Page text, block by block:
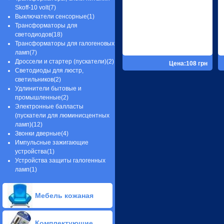
Цена:108 грн
Споты направляемые
светильники(6)
Светильники для ванной
комнаты(15)
Вешалки для кухонных
принадлежностей(2)
освещения(34)
Грунтовые, газонные, тротуарные
светильники. Подсветка лестниц и
ступеней(13)
Консольные светильники
(освещения дорог, дворов,
площадок)(5)
Промышленные подвесные
светильники (для цеха и склада)(5)
Skoff-10 volt(7)
Выключатели сенсорные(1)
Трансформаторы для
светодиодов(18)
Трансформаторы для галогеновых
ламп(7)
Дроссели и стартер (пускатели)(2)
Светодиоды для люстр,
светильников(2)
Удлинители бытовые и
промышленные(2)
Электронные балласты
(пускатели для люминисцентных
ламп)(12)
Звонки дверные(4)
Импульсные зажигающие
устройства(1)
Устройства защиты галогенных
ламп(1)
Мебель кожаная
Мягкие кожаные комплекты(1)